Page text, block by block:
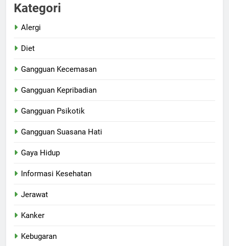
Kategori
Alergi
Diet
Gangguan Kecemasan
Gangguan Kepribadian
Gangguan Psikotik
Gangguan Suasana Hati
Gaya Hidup
Informasi Kesehatan
Jerawat
Kanker
Kebugaran